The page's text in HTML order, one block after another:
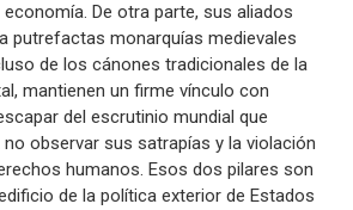
De otra parte, sus aliados
putrefactas monarquías medievales
de los cánones tradicionales de la
mantienen un firme vínculo con
del escrutinio mundial que
observar sus satrapías y la violación
humanos. Esos dos pilares son
de la política exterior de Estados